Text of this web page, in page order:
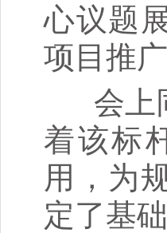
心议题
项目推
会上
着该标
用，为
定了基础